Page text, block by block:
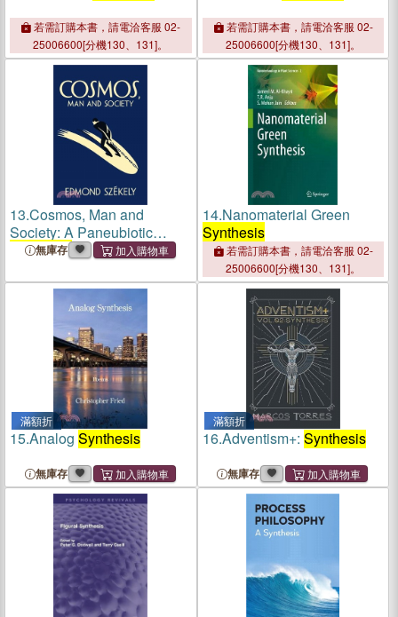
若需訂購本書，請電洽客服 02-
25006600[分機130、131]。
若需訂購本書，請電洽客服 02-
25006600[分機130、131]。
13.Cosmos, Man and
Society: A Paneubiotic
Synthesis: a paneubiotic
無庫存
14.Nanomaterial Green
Synthesis
若需訂購本書，請電洽客服 02-
25006600[分機130、131]。
滿額折
15.Analog Synthesis
無庫存
滿額折
16.Adventism+: Synthesis
無庫存